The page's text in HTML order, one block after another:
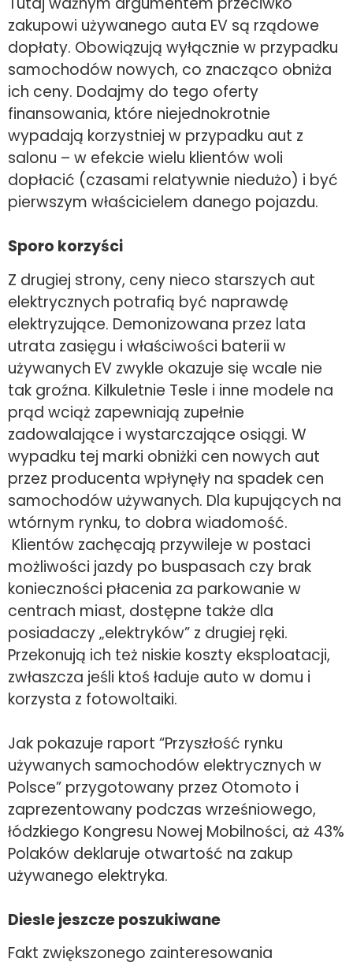
zakupowi używanego auta EV są rządowe
dopłaty. Obowiązują wyłącznie w przypadku
samochodów nowych, co znacząco obniża
ich ceny. Dodajmy do tego oferty
finansowania, które niejednokrotnie
wypadają korzystniej w przypadku aut z
salonu – w efekcie wielu klientów woli
dopłacić (czasami relatywnie niedużo) i być
pierwszym właścicielem danego pojazdu.
Sporo korzyści
Z drugiej strony, ceny nieco starszych aut
elektrycznych potrafią być naprawdę
elektryzujące. Demonizowana przez lata
utrata zasięgu i właściwości baterii w
używanych EV zwykle okazuje się wcale nie
tak groźna. Kilkuletnie Tesle i inne modele na
prąd wciąż zapewniają zupełnie
zadowalające i wystarczające osiągi. W
wypadku tej marki obniżki cen nowych aut
przez producenta wpłynęły na spadek cen
samochodów używanych. Dla kupujących na
wtórnym rynku, to dobra wiadomość.
Klientów zachęcają przywileje w postaci
możliwości jazdy po buspasach czy brak
konieczności płacenia za parkowanie w
centrach miast, dostępne także dla
posiadaczy „elektryków” z drugiej ręki.
Przekonują ich też niskie koszty eksploatacji,
zwłaszcza jeśli ktoś ładuje auto w domu i
korzysta z fotowoltaiki.
Jak pokazuje raport “Przyszłość rynku
używanych samochodów elektrycznych w
Polsce” przygotowany przez Otomoto i
zaprezentowany podczas wrześniowego,
łódzkiego Kongresu Nowej Mobilności, aż 43%
Polaków deklaruje otwartość na zakup
używanego elektryka.
Diesle jeszcze poszukiwane
Fakt zwiększonego zainteresowania